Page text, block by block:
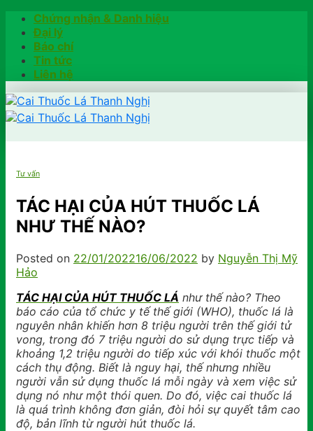
Skip
content
Chứng nhận & Danh hiệu
Đại lý
Báo chí
Tin tức
Liên hệ
Trang chủ
Khách hàng chia sẻ
Kiểm tra chính hãng
Đặt hàng
Hotline: 0902791922
Tư vấn
TÁC HẠI CỦA HÚT THUỐC LÁ
NHƯ THẾ NÀO?
Posted on 22/01/202216/06/2022 by Nguyễn Thị Mỹ
Hảo
TÁC HẠI CỦA HÚT THUỐC LÁ như thế nào? Theo
báo cáo của tổ chức y tế thế giới (WHO), thuốc lá là
nguyên nhân khiến hơn 8 triệu người trên thế giới tử
vong, trong đó 7 triệu người do sử dụng trực tiếp và
khoảng 1,2 triệu người do tiếp xúc với khói thuốc một
cách thụ động. Biết là nguy hại, thế nhưng nhiều
người vẫn sử dụng thuốc lá mỗi ngày và xem việc sử
dụng nó như một thói quen. Do đó, việc cai thuốc lá
là quá trình không đơn giản, đòi hỏi sự quyết tâm cao
độ, bản lĩnh từ người hút thuốc lá.